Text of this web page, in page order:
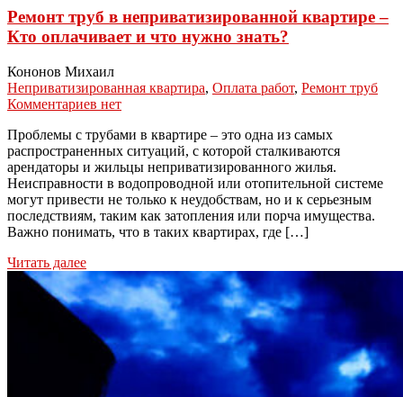
Ремонт труб в неприватизированной квартире –
Кто оплачивает и что нужно знать?
Кононов Михаил
Неприватизированная квартира, Оплата работ, Ремонт труб
Комментариев нет
Проблемы с трубами в квартире – это одна из самых
распространенных ситуаций, с которой сталкиваются
арендаторы и жильцы неприватизированного жилья.
Неисправности в водопроводной или отопительной системе
могут привести не только к неудобствам, но и к серьезным
последствиям, таким как затопления или порча имущества.
Важно понимать, что в таких квартирах, где […]
Читать далее